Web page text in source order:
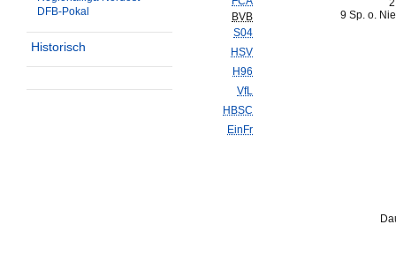
DFB-Pokal
Historisch
BVB
S04
HSV
H96
VfL
HBSC
EinFr
9 Sp. o.